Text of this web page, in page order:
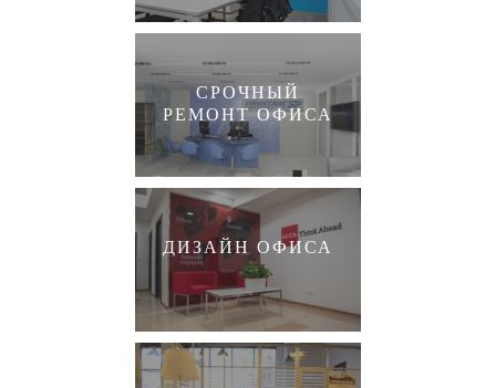
СРОЧНЫЙ
РЕМОНТ ОФИСА
ДИЗАЙН ОФИСА